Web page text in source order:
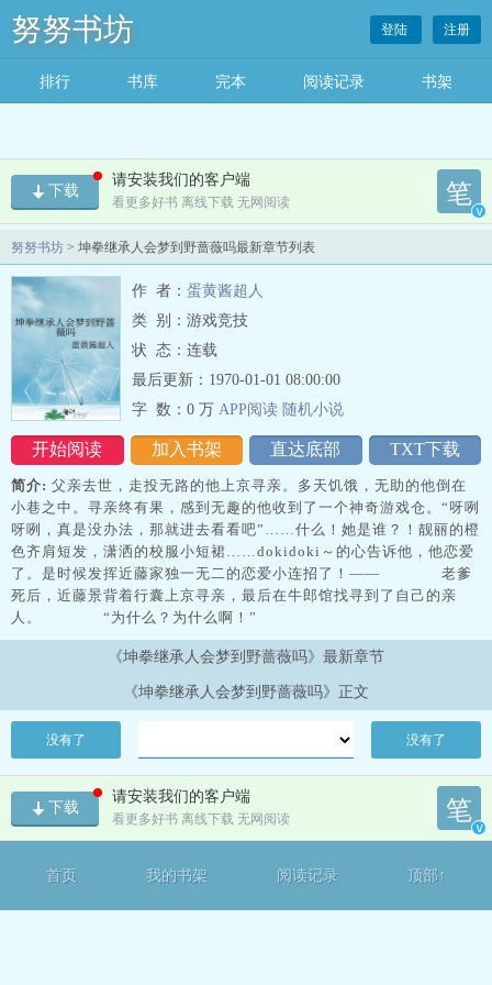
努努书坊 登陆 注册
排行 书库 完本 阅读记录 书架
下载
请安装我们的客户端
看更多好书 离线下载 无网阅读 笔
v
努努书坊 > 坤拳继承人会梦到野蔷薇吗最新章节列表
作 者： 蛋黄酱超人
类 别：游戏竞技
状 态：连载
开始阅读 加入书架 直达底部 TXT下载
最后更新：1970-01-01 08:00:00
字 数： 0 万 APP阅读 随机小说
简介: 父亲去世，走投无路的他上京寻亲。多天饥饿，无助的他倒在
小巷之中。寻亲终有果，感到无趣的他收到了一个神奇游戏仓。“呀咧
呀咧，真是没办法，那就进去看看吧”……什么！她是谁？！靓丽的橙
色齐肩短发，潇洒的校服小短裙……dokidoki～的心告诉他，他恋爱
了。是时候发挥近藤家独一无二的恋爱小连招了！—— 老爹
死后，近藤景背着行囊上京寻亲，最后在牛郎馆找寻到了自己的亲
人。 “为什么？为什么啊！”
《坤拳继承人会梦到野蔷薇吗》最新章节
《坤拳继承人会梦到野蔷薇吗》正文
没有了 没有了
下载
请安装我们的客户端
看更多好书 离线下载 无网阅读 笔
v
首页 我的书架 阅读记录 顶部↑